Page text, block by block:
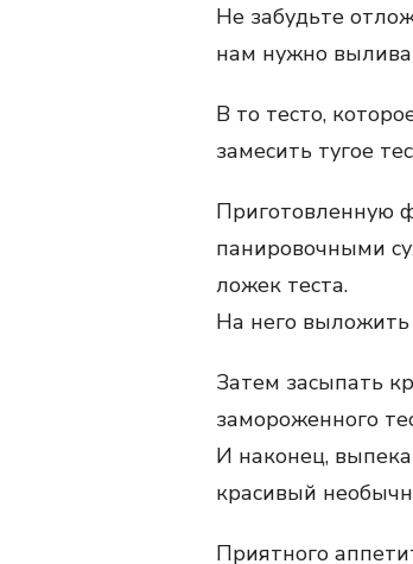
Не забудьте
нам нужно
В то тесто,
замесить тугое
Приготовленную
панировочными
ложек теста.
На него
Затем засыпать
замороженного
И наконец,
красивый
Приятного